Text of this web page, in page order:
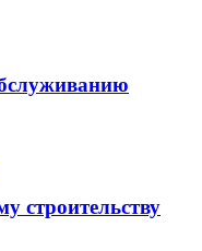
строительству